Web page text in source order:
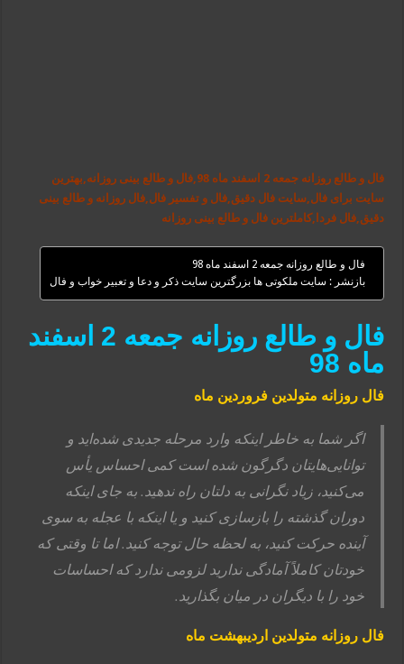
فال و طالع روزانه جمعه 2 اسفند ماه 98,فال و طالع بینی روزانه,بهترین
سایت برای فال,سایت فال دقیق,فال و تفسیر فال,فال روزانه و طالع بینی
دقیق,فال فردا,کاملترین فال و طالع بینی روزانه
فال و طالع روزانه جمعه 2 اسفند ماه 98
بازنشر : سایت ملکوتی ها بزرگترین سایت ذکر و دعا و تعبیر خواب و فال
فال و طالع روزانه جمعه 2 اسفند
ماه 98
فال روزانه متولدین فروردین ماه
اگر شما به خاطر اینکه وارد مرحله جدیدی شده‌اید و
توانایی‌هایتان دگرگون شده است کمی ‌احساس یأس
می‌کنید، زیاد نگرانی به دلتان راه ندهید. به جای اینکه
دوران گذشته را بازسازی کنید و یا اینکه با عجله به سوی
آینده حرکت کنید، به لحظه حال توجه کنید. اما تا وقتی که
خودتان کاملاً آمادگی ندارید لزومی ‌ندارد که احساسات
خود را با دیگران در میان بگذارید.
فال روزانه متولدین اردیبهشت ماه